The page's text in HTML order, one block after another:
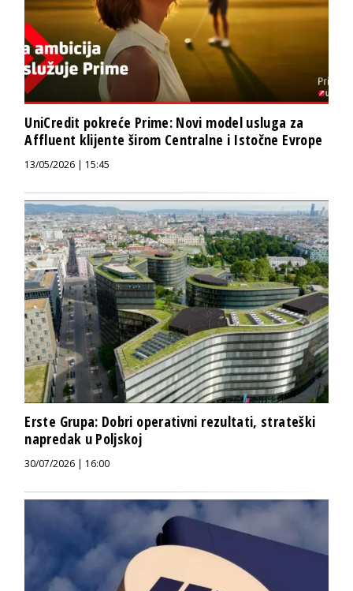
UniCredit pokreće Prime: Novi model usluga za
Affluent klijente širom Centralne i Istočne Evrope
13/05/2026 | 15:45
Erste Grupa: Dobri operativni rezultati, strateški
napredak u Poljskoj
30/07/2026 | 16:00